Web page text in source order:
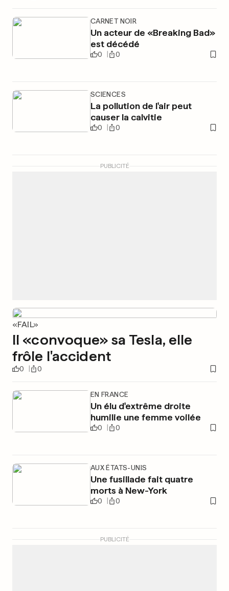
CARNET NOIR
Un acteur de «Breaking Bad»
est décédé
0 0
SCIENCES
La pollution de l'air peut
causer la calvitie
0 0
PUBLICITÉ
«FAIL»
Il «convoque» sa Tesla, elle
frôle l'accident
0 0
EN FRANCE
Un élu d'extrême droite
humilie une femme voilée
0 0
AUX ÉTATS-UNIS
Une fusillade fait quatre
morts à New-York
0 0
PUBLICITÉ